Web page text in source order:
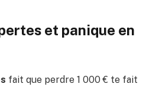
et panique en
fait que perdre 1 000 € te fait